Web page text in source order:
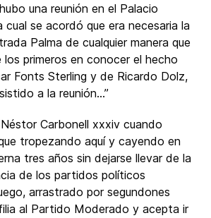
una reunión en el Palacio
cual se acordó que era necesaria la
Palma de cualquier manera que
los primeros en conocer el hecho
Fonts Sterling y de Ricardo Dolz,
a la reunión…”
Carbonell xxxiv cuando
tropezando aquí y cayendo en
tres años sin dejarse llevar de la
de los partidos políticos
arrastrado por segundones
al Partido Moderado y acepta ir